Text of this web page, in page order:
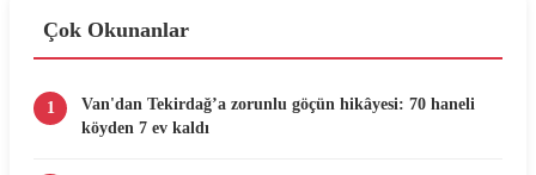
Çok Okunanlar
1
Van'dan Tekirdağ’a zorunlu göçün hikâyesi: 70 haneli
köyden 7 ev kaldı